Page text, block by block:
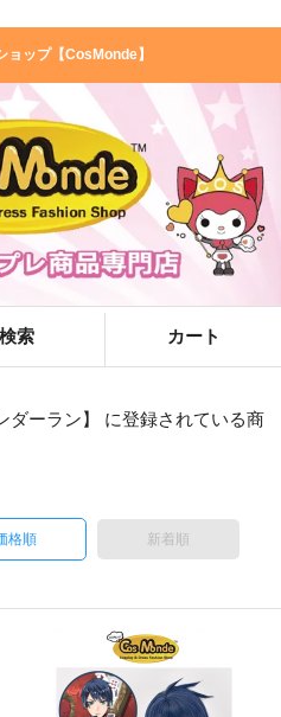
ョップ【CosMonde】
検索 カート
ダーラン】 に登録されている商
格順 新着順